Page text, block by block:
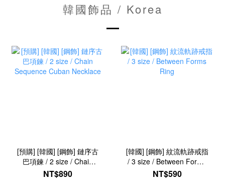
韓國飾品 / Korea
[預購] [韓國] [鋼飾] 鏈序古
巴項鍊 / 2 size / Chain
Sequence Cuban
Necklace
NT$890
[韓國] [鋼飾] 紋流軌跡戒指
/ 3 size / Between Forms
Ring
NT$590